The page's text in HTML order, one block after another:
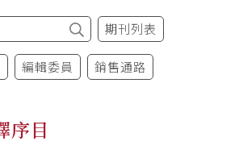
期刊列表
編輯委員 銷售通路
序目